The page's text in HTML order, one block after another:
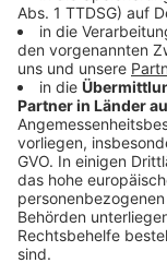
Jungs lieben.
Gravitraxx
können in
stattfinden.
Werkangebot
Start: 20.05.21